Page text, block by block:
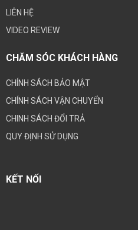
LIÊN HỆ
VIDEO REVIEW
CHĂM SÓC KHÁCH HÀNG
CHÍNH SÁCH BẢO MẬT
CHÍNH SÁCH VẬN CHUYỂN
CHINH SÁCH ĐỔI TRẢ
QUY ĐỊNH SỬ DỤNG
KẾT NỐI